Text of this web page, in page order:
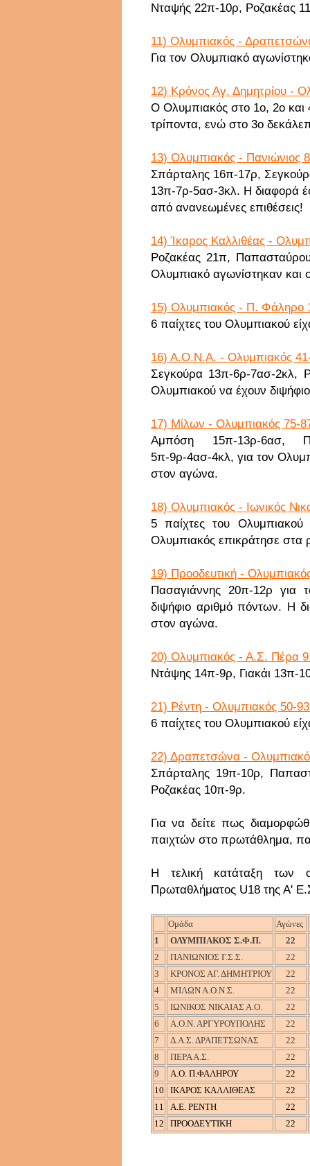
Νταψής 22π-10ρ, Ροζακέας
11) Ολυμπιακός -
Για τον Ολυμπιακό
12) Κρόνος Αγ. Δημητρίου -
Ο Ολυμπιακός στο 1ο, 2ο και
τρίποντα, ενώ στο 3ο
13) Ολυμπιακός - Πανιώνιος
Σπάρταλης 16π-17ρ,
13π-7ρ-5ασ-3κλ. Η διαφορά
από ανανεωμένες επιθέσεις!
14) Ίκαρος Καλλιθέας -
Ροζακέας 21π,
Ολυμπιακό αγωνίστηκαν και
15) Ολυμπιακός - Π. Φάληρο
6 παίχτες του Ολυμπιακού
16) Α.Ο.Ν.Α. - Ολυμπιακός
Σεγκούρα 13π-6ρ-7ασ-2κλ,
Ολυμπιακού να έχουν
17) Μίλων - Ολυμπιακός 75-
Αμπόση 15π-13ρ-6ασ,
5π-9ρ-4ασ-4κλ, για τον
στον αγώνα.
18) Ολυμπιακός - Ιωνικός
5 παίχτες του
Ολυμπιακός επικράτησε στα
19) Προοδευτική -
Πασαγιάννης 20π-12ρ για
διψήφιο αριθμό πόντων. Η
στον αγώνα.
20) Ολυμπιακός - Α.Σ. Πέρα
Ντάψης 14π-9ρ, Γιακάι 13π-
21) Ρέντη - Ολυμπιακός 50-
6 παίχτες του Ολυμπιακού
22) Δραπετσώνα -
Σπάρταλης 19π-10ρ,
Ροζακέας 10π-9ρ.
Για να δείτε πως
παιχτών στο πρωτάθλημα,
Η τελική κατάταξη των
Πρωταθλήματος U18 της Α'
Ομάδα
Αγώνες
1
ΟΛΥΜΠΙΑΚΟΣ Σ.Φ.Π.
22
2
ΠΑΝΙΩΝΙΟΣ Γ.Σ.Σ.
22
3
ΚΡΟΝΟΣ ΑΓ. ΔΗΜΗΤΡΙΟΥ
22
4
ΜΙΛΩΝ Α.Ο.Ν.Σ.
22
5
ΙΩΝΙΚΟΣ ΝΙΚΑΙΑΣ Α.Ο. 22
6
Α.Ο.Ν. ΑΡΓΥΡΟΥΠΟΛΗΣ 22
7
Δ.Α.Σ. ΔΡΑΠΕΤΣΩΝΑΣ
22
8
ΠΕΡΑ Α.Σ.
22
9
Α.Ο. Π.ΦΑΛΗΡΟΥ 22
10
ΙΚΑΡΟΣ ΚΑΛΛΙΘΕΑΣ 22
11
Α.Ε. ΡΕΝΤΗ 22
12
ΠΡΟΟΔΕΥΤΙΚΗ 22